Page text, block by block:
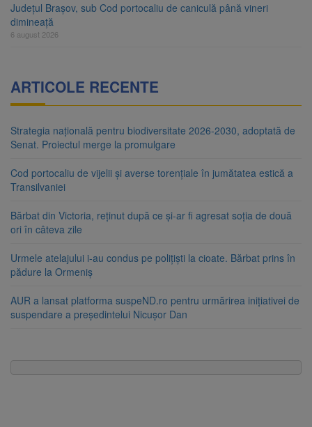
Județul Brașov, sub Cod portocaliu de caniculă până vineri
dimineață
6 august 2026
ARTICOLE RECENTE
Strategia națională pentru biodiversitate 2026-2030, adoptată de
Senat. Proiectul merge la promulgare
Cod portocaliu de vijelii și averse torențiale în jumătatea estică a
Transilvaniei
Bărbat din Victoria, reținut după ce și-ar fi agresat soția de două
ori în câteva zile
Urmele atelajului i-au condus pe polițiști la cioate. Bărbat prins în
pădure la Ormeniș
AUR a lansat platforma suspeND.ro pentru urmărirea inițiativei de
suspendare a președintelui Nicușor Dan